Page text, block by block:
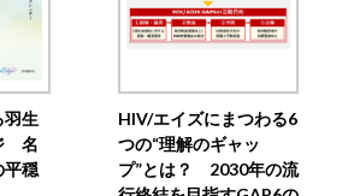
羽生
名
平穏
HIV/エイズにまつわる6
つの“理解のギャッ
プ”とは？ 2030年の流